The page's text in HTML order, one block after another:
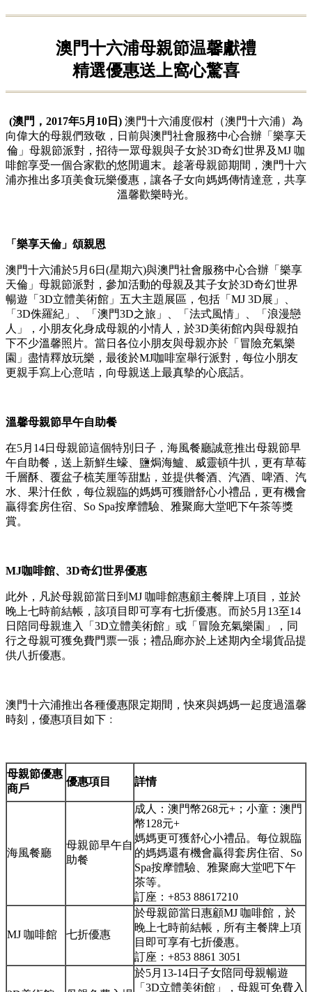
澳門十六浦母親節温馨獻禮
精選優惠送上窩心驚喜
(澳門，2017年5月10日) 澳門十六浦度假村（澳門十六浦）為
向偉大的母親們致敬，日前與澳門社會服務中心合辦「樂享天
倫」母親節派對，招待一眾母親與子女於3D奇幻世界及MJ 咖
啡館享受一個合家歡的悠閒週末。趁著母親節期間，澳門十六
浦亦推出多項美食玩樂優惠，讓各子女向媽媽傳情達意，共享
溫馨歡樂時光。
「樂享天倫」頌親恩
澳門十六浦於5月6日(星期六)與澳門社會服務中心合辦「樂享
天倫」母親節派對，參加活動的母親及其子女於3D奇幻世界
暢遊「3D立體美術館」五大主題展區，包括「MJ 3D展」、
「3D侏羅紀」、「澳門3D之旅」、「法式風情」、「浪漫戀
人」，小朋友化身成母親的小情人，於3D美術館內與母親拍
下不少溫馨照片。當日各位小朋友與母親亦於「冒險充氣樂
園」盡情釋放玩樂，最後於MJ咖啡室舉行派對，每位小朋友
更親手寫上心意咭，向母親送上最真摰的心底話。
溫馨母親節早午自助餐
在5月14日母親節這個特別日子，海風餐廳誠意推出母親節早
午自助餐，送上新鮮生蠔、鹽焗海鱸、威靈頓牛扒，更有草莓
千層酥、覆盆子梳芙厘等甜點，並提供餐酒、汽酒、啤酒、汽
水、果汁任飲，每位親臨的媽媽可獲贈舒心小禮品，更有機會
贏得套房住宿、So Spa按摩體驗、雅聚廊大堂吧下午茶等獎
賞。
MJ咖啡館、 3D奇幻世界優惠
此外，凡於母親節當日到MJ 咖啡館惠顧主餐牌上項目，並於
晚上七時前結帳，該項目即可享有七折優惠。而於5月13至14
日陪同母親進入「3D立體美術館」或「冒險充氣樂園」，同
行之母親可獲免費門票一張；禮品廊亦於上述期內全場貨品提
供八折優惠。
澳門十六浦推出各種優惠限定期間，快來與媽媽一起度過溫馨
時刻，優惠項目如下﹕
母親節優惠
商戶
優惠項目 詳情
海風餐廳
母親節早午自
助餐
成人：澳門幣268元+；小童：澳門
幣128元+
媽媽更可獲舒心小禮品。每位親臨
的媽媽還有機會贏得套房住宿、So
Spa按摩體驗、雅聚廊大堂吧下午
茶等。
訂座：+853 88617210
MJ 咖啡館 七折優惠
於母親節當日惠顧MJ 咖啡館，於
晚上七時前結帳，所有主餐牌上項
目即可享有七折優惠。
訂座：+853 8861 3051
於5月13-14日子女陪同母親暢遊
「3D立體美術館」，母親可免費入